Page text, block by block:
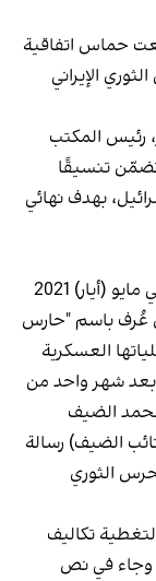
الجديدة أنه في عام 2019، وقّعت حماس اتفاقية
الإيراني
رئيس المكتب
تنسيقًا
بهدف نهائي
بعد الهجوم الإسرائيلي الذي استمر 11 يومًا في مايو (أيار) 2021
عُرف باسم "حارس
العسكرية
بعد شهر واحد من
الضيف
الضيف) رسالة
الثوري
مالي لتغطية تكاليف
وجاء في نص